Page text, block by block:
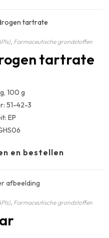
, Farmaceutische grondstoffen
tartrate
100 g
51-42-3
EP
en bestellen
, Farmaceutische grondstoffen